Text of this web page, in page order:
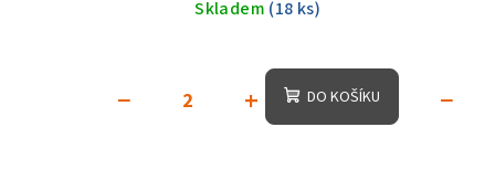
Skladem (18 ks)
+
− DO KOŠÍKU −